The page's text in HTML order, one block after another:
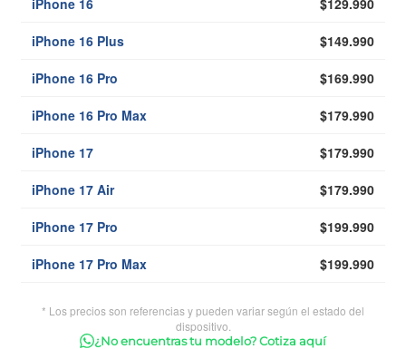
iPhone 16 $129.990
iPhone 16 Plus $149.990
iPhone 16 Pro $169.990
iPhone 16 Pro Max $179.990
iPhone 17 $179.990
iPhone 17 Air $179.990
iPhone 17 Pro $199.990
iPhone 17 Pro Max $199.990
* Los precios son referencias y pueden variar según el estado del
dispositivo.
¿No encuentras tu modelo? Cotiza aquí